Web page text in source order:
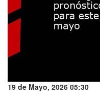
19 de Mayo, 2026 05:30